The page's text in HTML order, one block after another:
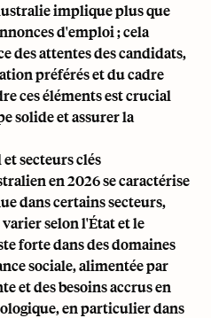
implique plus que
d'emploi ; cela
des attentes des candidats,
préférés et du cadre
ces éléments est crucial
solide et assurer la
secteurs clés
en 2026 se caractérise
dans certains secteurs,
selon l'État et le
forte dans des domaines
sociale, alimentée par
et des besoins accrus en
en particulier dans